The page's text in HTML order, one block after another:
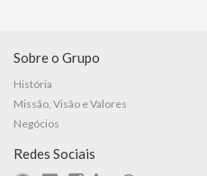
Sobre o Grupo
História
Missão, Visão e Valores
Negócios
Redes Sociais